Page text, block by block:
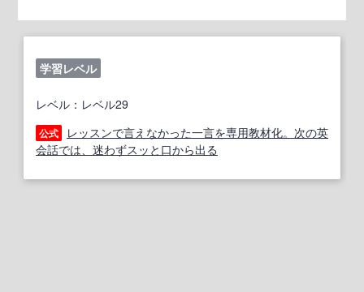
学習レベル
レベル：レベル29
公式
レッスンで言えなかった一言を専用教材化。次の英
会話では、迷わずスッと口から出る